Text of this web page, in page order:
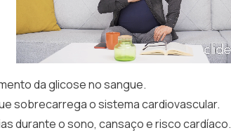
da glicose no sangue.
sobrecarrega o sistema cardiovascular.
durante o sono, cansaço e risco cardíaco.